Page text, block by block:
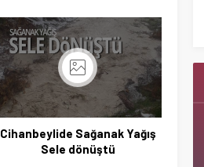
Cihanbeylide Sağanak Yağış
Sele dönüştü